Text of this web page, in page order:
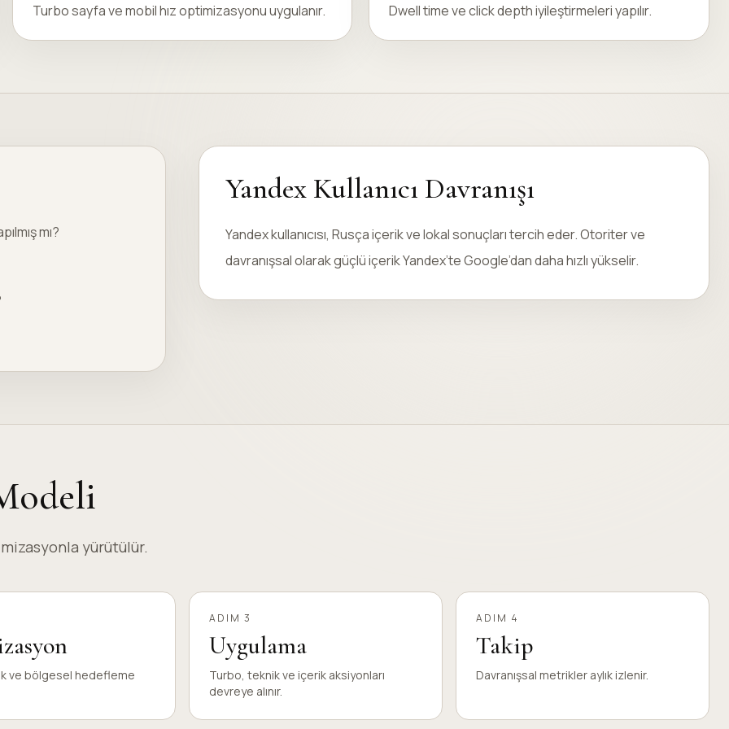
Turbo sayfa ve mobil hız optimizasyonu uygulanır. Dwell time ve click depth iyileştirmeleri yapılır.
mı?
Yandex Kullanıcı Davranışı
Yandex kullanıcısı, Rusça içerik ve lokal sonuçları tercih eder. Otoriter ve
davranışsal olarak güçlü içerik Yandex’te Google’dan daha hızlı yükselir.
yürütülür.
ve bölgesel hedefleme
ADIM 3
Uygulama
Turbo, teknik ve içerik aksiyonları
devreye alınır.
ADIM 4
Takip
Davranışsal metrikler aylık izlenir.